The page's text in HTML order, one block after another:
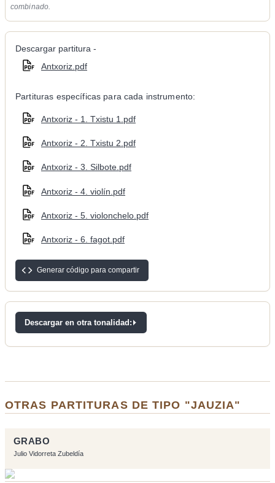
combinado.
Descargar partitura -
Antxoriz.pdf
Partituras específicas para cada instrumento:
Antxoriz - 1. Txistu 1.pdf
Antxoriz - 2. Txistu 2.pdf
Antxoriz - 3. Silbote.pdf
Antxoriz - 4. violín.pdf
Antxoriz - 5. violonchelo.pdf
Antxoriz - 6. fagot.pdf
Generar código para compartir
Descargar en otra tonalidad:
OTRAS PARTITURAS DE TIPO "JAUZIA"
GRABO
Julio Vidorreta Zubeldía